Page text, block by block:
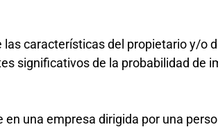
características del propietario y/o
significativos de la probabilidad de
en una empresa dirigida por una